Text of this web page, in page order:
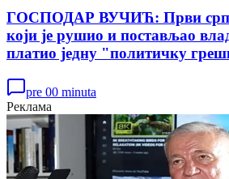
ГОСПОДАР ВУЧИЋ: Први
који је рушио и постављао
платио једну "политичку
pre 00 minuta
Реклама